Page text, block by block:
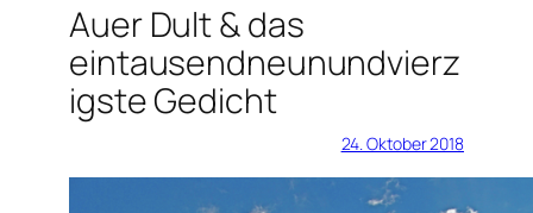
Auer Dult & das
eintausendneunundvierz
igste Gedicht
24. Oktober 2018